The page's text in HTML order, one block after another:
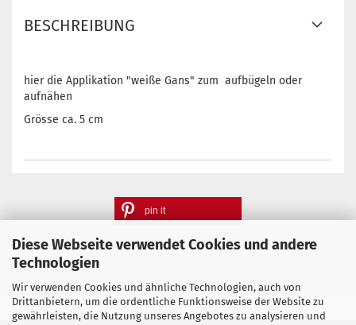
Diese Webseite verwendet Cookies und andere
Technologien
Wir verwenden Cookies und ähnliche Technologien, auch von
Drittanbietern, um die ordentliche Funktionsweise der Website zu
gewährleisten, die Nutzung unseres Angebotes zu analysieren und
BESCHREIBUNG
hier die Applikation "weiße Gans" zum aufbügeln oder
aufnähen
Grösse ca. 5 cm
pin it